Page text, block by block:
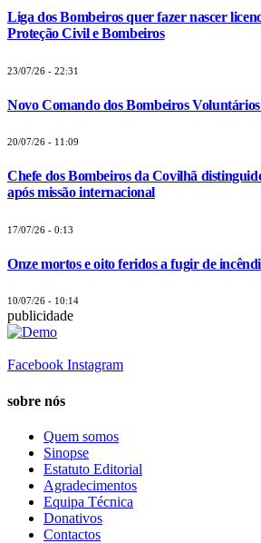
Liga dos Bombeiros quer fazer nascer
Proteção Civil e Bombeiros
23/07/26 - 22:31
Novo Comando dos Bombeiros
20/07/26 - 11:09
Chefe dos Bombeiros da Covilhã
após missão internacional
17/07/26 - 0:13
Onze mortos e oito feridos a fugir de
10/07/26 - 10:14
publicidade
Facebook Instagram
sobre nós
Quem somos
Sinopse
Estatuto Editorial
Agradecimentos
Equipa Técnica
Donativos
Contactos